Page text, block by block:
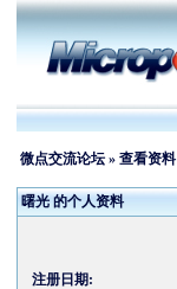
微点交流论坛» 查看资料
曙光 的个人资料
注册日期: